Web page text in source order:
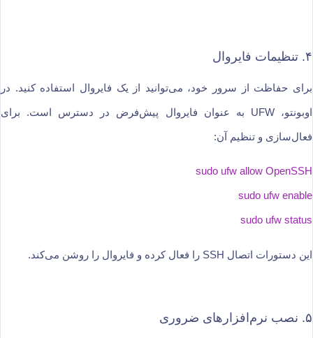
۴. تنظیمات فایروال
برای حفاظت از سرور خود، می‌توانید از یک فایروال استفاده کنید. در
اوبونتو، UFW به عنوان فایروال پیش‌فرض در دسترس است. برای
فعال‌سازی و تنظیم آن:
sudo ufw allow OpenSSH
sudo ufw enable
sudo ufw status
این دستورات اتصال SSH را فعال کرده و فایروال را روشن می‌کند.
۵. نصب نرم‌افزارهای ضروری